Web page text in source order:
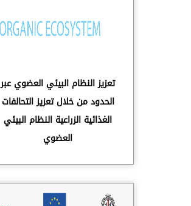
تعزيز النظام البيئي العضوي عبر
الحدود من خلال تعزيز التحالفات
الغذائية الزراعية النظام البيئي
العضوي